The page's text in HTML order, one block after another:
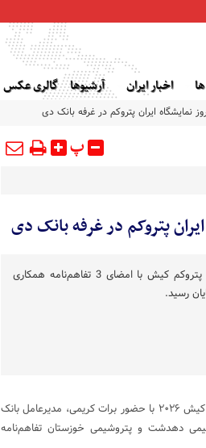
اخبار ایران آرشیوها گالری عکس
پ
آخرین روز نمایشگاه ایران پتروکم کیش با امضای 3 تفاهم‌نامه همکاری
رسید.
به گزارش روابط‌عمومی بانک دی، در آخرین روز نمایشگاه ایران پتروکم کیش ۲۰۲۶ با حضور برات کریمی، مدیرعامل بانک
دهدشت و پتروشیمی خوزستان تفاهم‌نامه